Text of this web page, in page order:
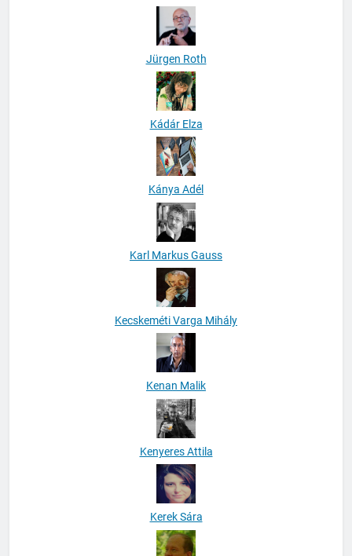
Jürgen Roth
Kádár Elza
Kánya Adél
Karl Markus Gauss
Kecskeméti Varga Mihály
Kenan Malik
Kenyeres Attila
Kerek Sára